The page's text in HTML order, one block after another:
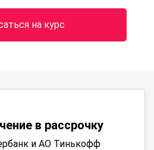
на курс
в рассрочку
и АО Тинькофф